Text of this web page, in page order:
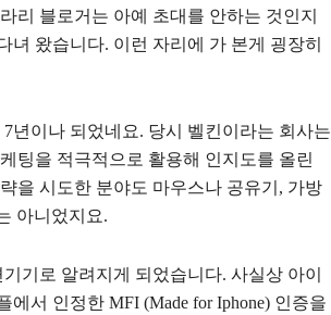
리 블로거는 아예 초대를 안하는 것인지
왔습니다. 이런 자리에 가 본게 굉장히
년이나 되었네요. 당시 벨킨이라는 회사는
팅을 적극적으로 활용해 인지도를 올린
을 시도한 분야도 마우스나 공유기, 가방
아니었지요.
기로 알려지게 되었습니다. 사실상 아이
서 인정한 MFI (Made for Iphone) 인증을